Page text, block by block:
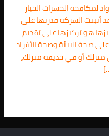
لمكافحة الحشرات الخيار
أثبتت الشركة قدرتها على
هو تركيزها على تقديم
صحة البيئة وصحة الأفراد.
أو في حديقة منزلك،